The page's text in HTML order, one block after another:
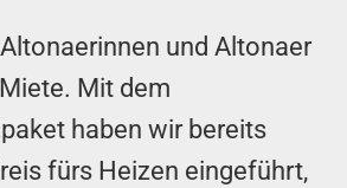
und Altonaer
Mit dem
haben wir bereits
fürs Heizen eingeführt,